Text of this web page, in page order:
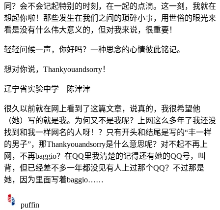
同？会不会记起特别的时刻，在一起的点滴。这一刻，我就在
想起你啦！那些发生在我们之间的琐碎小事，用世俗的眼光来
看是没有什么伟大意义的，但对我来说，很重要！
轻轻问候一声，你好吗？一种思念的心情彼此铭记。
想对你说，Thankyouandsorry！
辽宁省实验中学 陈津津
很久以前就在网上看到了这篇文章，说真的，我很希望他
（她）写的就是我。为何又不是我呢？上网这么多年了我还没
找到和我一样网名的人呀！？只有开头和结尾是写的“丰一样
的男子”，那Thankyouandsorry是什么意思呢？对不起不再上
网，不再baggio？在QQ里我清楚的记得还有她的QQ号，叫
背，但已经差不多一年都没见有人上过那个QQ？不过那是
她，因为里面写着baggio……
puffin